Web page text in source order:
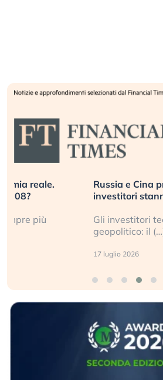
Russia e Cina pronti a spegnere
investitori stanno sottovalutando
Gli investitori tech continuano a